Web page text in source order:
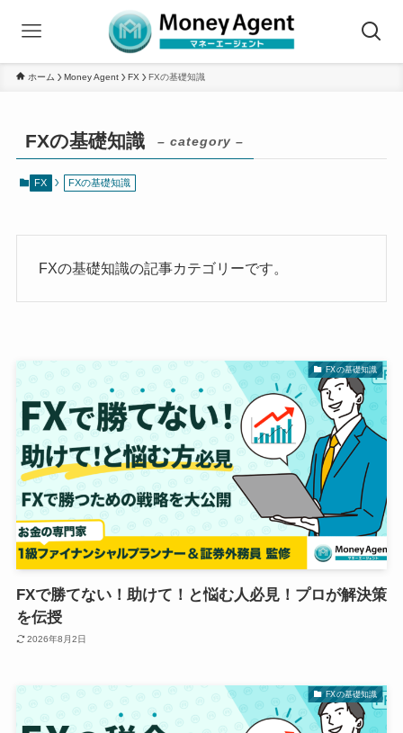
ホーム Money Agent FX FXの基礎知識
FXの基礎知識 – category –
FX FXの基礎知識
FXの基礎知識の記事カテゴリーです。
FXの基礎知識
FXで勝てない！助けて！と悩む人必見！プロが解決策
を伝授
2026年8月2日
FXの基礎知識